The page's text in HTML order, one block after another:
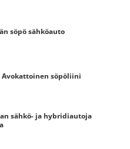
söpö sähköauto
Avokattoinen söpöliini
sähkö- ja hybridiautoja